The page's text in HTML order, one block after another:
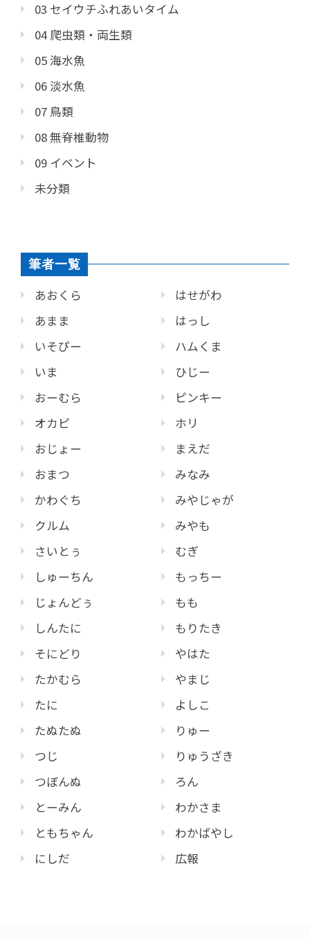
03 セイウチふれあいタイム
04 爬虫類・両生類
05 海水魚
06 淡水魚
07 鳥類
08 無脊椎動物
09 イベント
未分類
筆者一覧
あおくら
あまま
いそぴー
いま
おーむら
オカピ
おじょー
おまつ
かわぐち
クルム
さいとぅ
しゅーちん
じょんどぅ
しんたに
そにどり
たかむら
たに
たぬたぬ
つじ
つぼんぬ
とーみん
ともちゃん
にしだ
はせがわ
はっし
ハムくま
ひじー
ピンキー
ホリ
まえだ
みなみ
みやじゃが
みやも
むぎ
もっちー
もも
もりたき
やはた
やまじ
よしこ
りゅー
りゅうざき
ろん
わかさま
わかばやし
広報